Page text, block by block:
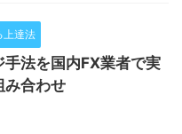
上達法
手法を国内FX業者で実
み合わせ